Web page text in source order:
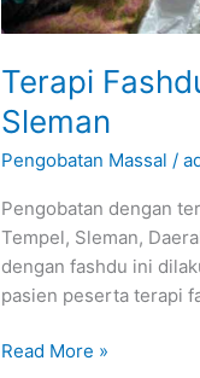
Terapi
Sleman
Pengobatan Massal /
Pengobatan dengan
Tempel, Sleman,
dengan fashdu ini
pasien peserta terapi
Terapi
Read More »